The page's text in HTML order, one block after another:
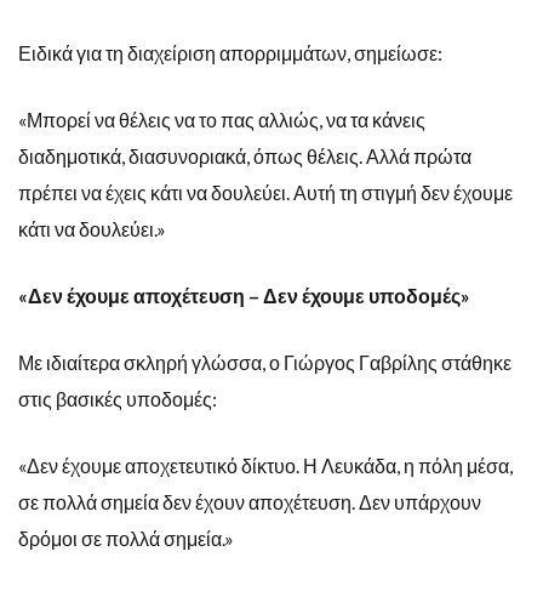
Ειδικά για τη διαχείριση απορριμμάτων, σημείωσε:
«Μπορεί να θέλεις να το πας αλλιώς, να τα κάνεις
διαδημοτικά, διασυνοριακά, όπως θέλεις. Αλλά πρώτα
πρέπει να έχεις κάτι να δουλεύει. Αυτή τη στιγμή δεν έχουμε
κάτι να δουλεύει.»
«Δεν έχουμε αποχέτευση – Δεν έχουμε υποδομές»
Με ιδιαίτερα σκληρή γλώσσα, ο Γιώργος Γαβρίλης στάθηκε
στις βασικές υποδομές:
«Δεν έχουμε αποχετευτικό δίκτυο. Η Λευκάδα, η πόλη μέσα,
σε πολλά σημεία δεν έχουν αποχέτευση. Δεν υπάρχουν
δρόμοι σε πολλά σημεία.»